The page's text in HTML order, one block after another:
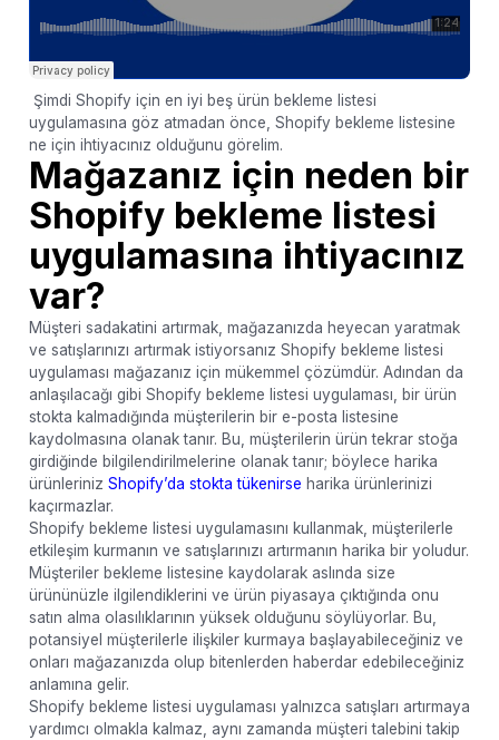
Şimdi Shopify için en iyi beş ürün bekleme listesi
uygulamasına göz atmadan önce, Shopify bekleme listesine
ne için ihtiyacınız olduğunu görelim.
Mağazanız için neden bir
Shopify bekleme listesi
uygulamasına ihtiyacınız
var?
Müşteri sadakatini artırmak, mağazanızda heyecan yaratmak
ve satışlarınızı artırmak istiyorsanız Shopify bekleme listesi
uygulaması mağazanız için mükemmel çözümdür. Adından da
anlaşılacağı gibi Shopify bekleme listesi uygulaması, bir ürün
stokta kalmadığında müşterilerin bir e-posta listesine
kaydolmasına olanak tanır. Bu, müşterilerin ürün tekrar stoğa
girdiğinde bilgilendirilmelerine olanak tanır; böylece harika
ürünleriniz Shopify’da stokta tükenirse harika ürünlerinizi
kaçırmazlar.
Shopify bekleme listesi uygulamasını kullanmak, müşterilerle
etkileşim kurmanın ve satışlarınızı artırmanın harika bir yoludur.
Müşteriler bekleme listesine kaydolarak aslında size
ürününüzle ilgilendiklerini ve ürün piyasaya çıktığında onu
satın alma olasılıklarının yüksek olduğunu söylüyorlar. Bu,
potansiyel müşterilerle ilişkiler kurmaya başlayabileceğiniz ve
onları mağazanızda olup bitenlerden haberdar edebileceğiniz
anlamına gelir.
Shopify bekleme listesi uygulaması yalnızca satışları artırmaya
yardımcı olmakla kalmaz, aynı zamanda müşteri talebini takip